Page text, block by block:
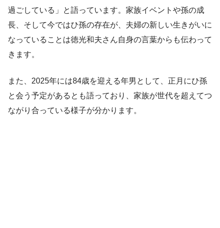
過ごしている」と語っています。家族イベントや孫の成
長、そして今ではひ孫の存在が、夫婦の新しい生きがいに
なっていることは徳光和夫さん自身の言葉からも伝わって
きます。
また、2025年には84歳を迎える年男として、正月にひ孫
と会う予定があるとも語っており、家族が世代を超えてつ
ながり合っている様子が分かります。